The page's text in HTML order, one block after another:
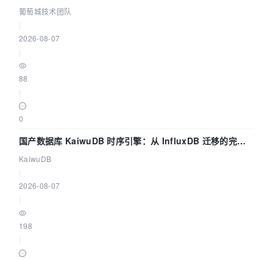
数联动全闭环
葡萄城技术团队
2026-08-07
88
0
国产数据库 KaiwuDB 时序引擎：从 InfluxDB 迁移的完整
技术路径
KaiwuDB
2026-08-07
198